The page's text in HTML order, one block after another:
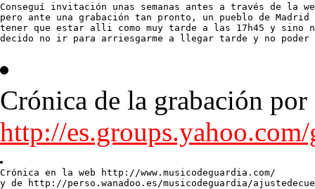
Conseguí invitación unas semanas antes a través de la
pero ante una grabación tan pronto, un pueblo de
tener que estar alli como muy tarde a las 17h45 y
decido no ir para arriesgarme a llegar tarde y no
Crónica de la grabación
http://
Crónica en la web http://www.musicodeguardia.com/
y de http://perso.wanadoo.es/musicodeguardia/